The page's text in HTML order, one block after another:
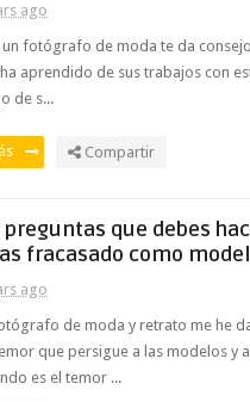
ago
un fotógrafo de moda te da
aprendido de sus trabajos con
de s...
Compartir
preguntas que debes
fracasado como
ago
de moda y retrato me he
que persigue a las modelos y
es el temor ...